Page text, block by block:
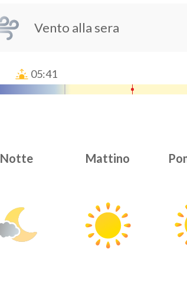
Vento alla sera
05:41
Notte Mattino